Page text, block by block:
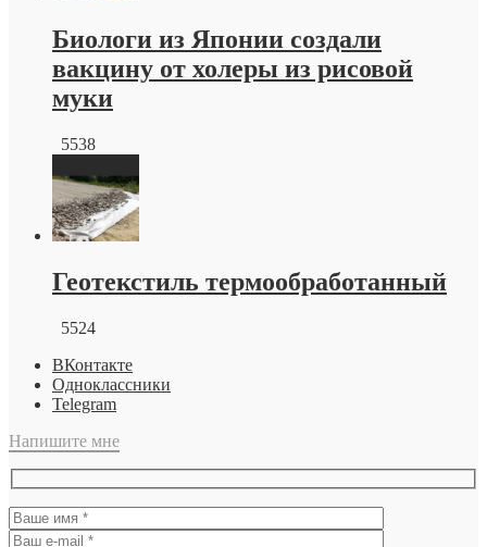
Биологи из Японии создали
вакцину от холеры из рисовой
муки
5538
Геотекстиль термообработанный
5524
ВКонтакте
Одноклассники
Telegram
Напишите мне